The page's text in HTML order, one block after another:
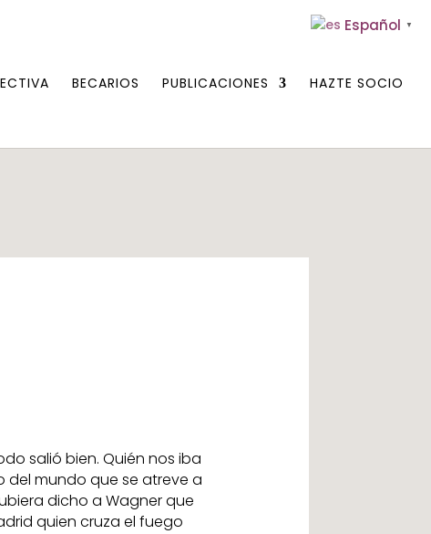
BECARIOS PUBLICACIONES HAZTE SOCIO
salió bien. Quién nos iba
del mundo que se atreve a
dicho a Wagner que
quien cruza el fuego
Español ▼